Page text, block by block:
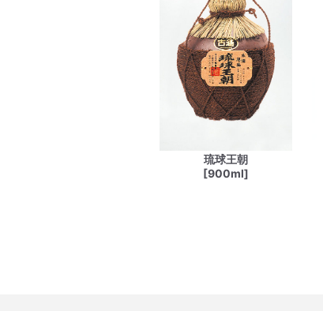
琉球王朝
[900ml]